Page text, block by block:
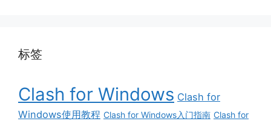
标签
Clash for Windows Clash for
Windows使用教程 Clash for Windows入门指南 Clash for